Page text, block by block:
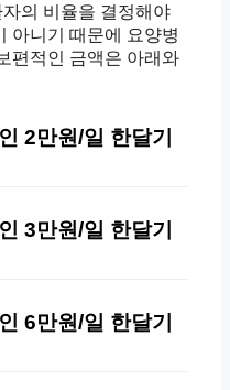
의 비율을 결정해야
아니기 때문에 요양병
편적인 금액은 아래와
2만원/일 한달기
3만원/일 한달기
6만원/일 한달기